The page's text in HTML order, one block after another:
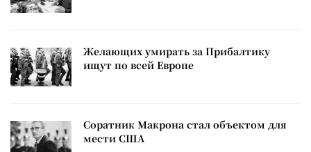
Желающих умирать за Прибалтику
ищут по всей Европе
Соратник Макрона стал объектом для
мести США